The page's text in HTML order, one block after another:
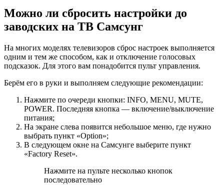
Можно ли сбросить настройки до
заводских на ТВ Самсунг
На многих моделях телевизоров сброс настроек выполняется
одним и тем же способом, как и отключение голосовых
подсказок. Для этого вам понадобится пульт управления.
Берём его в руки и выполняем следующие рекомендации:
Нажмите по очереди кнопки: INFO, MENU, MUTE,
POWER. Последняя кнопка — включение/выключение
питания;
На экране слева появится небольшое меню, где нужно
выбрать пункт «Option»;
В следующем окне на Самсунге выберите пункт
«Factory Reset».
Нажмите на пульте несколько кнопок
последовательно